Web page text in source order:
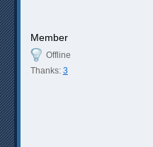
Member
Offline
Thanks: 3